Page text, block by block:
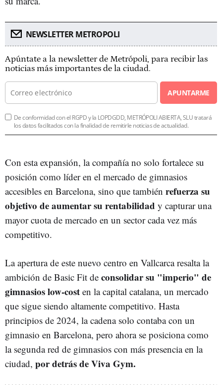
NEWSLETTER METROPOLI
Apúntate a la newsletter de Metrópoli, para recibir las
noticias más importantes de la ciudad.
APUNTARME
De conformidad con el RGPD y la LOPDGDD, METRÓPOLI ABIERTA, SLU tratará
los datos facilitados con la finalidad de remitirle noticias de actualidad.
Con esta expansión, la compañía no solo fortalece su
posición como líder en el mercado de gimnasios
accesibles en Barcelona, sino que también refuerza su
objetivo de aumentar su rentabilidad y capturar una
mayor cuota de mercado en un sector cada vez más
competitivo.
La apertura de este nuevo centro en Vallcarca resalta la
ambición de Basic Fit de consolidar su "imperio" de
gimnasios low-cost en la capital catalana, un mercado
que sigue siendo altamente competitivo. Hasta
principios de 2024, la cadena solo contaba con un
gimnasio en Barcelona, pero ahora se posiciona como
la segunda red de gimnasios con más presencia en la
ciudad, por detrás de Viva Gym.